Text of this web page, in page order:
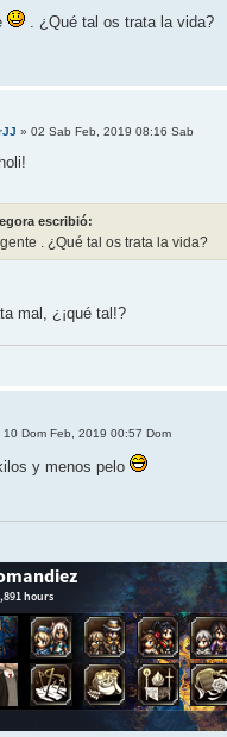
. ¿Qué tal os trata la vida?
» 02 Sab Feb, 2019 08:16 Sab
escribió:
. ¿Qué tal os trata la vida?
mal, ¿¡qué tal!?
10 Dom Feb, 2019 00:57 Dom
y menos pelo